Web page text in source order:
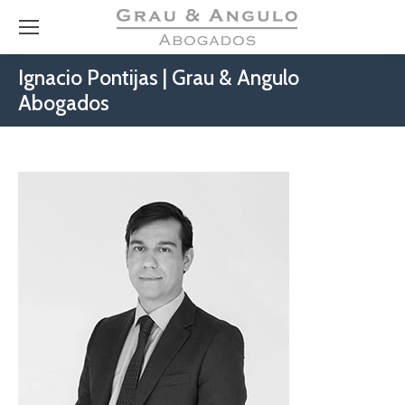
Ignacio Pontijas | Grau & Angulo
Abogados